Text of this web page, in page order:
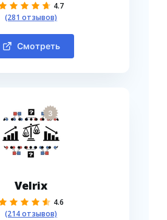
4.7
(281 отзывов)
Смотреть
3
Velrix
4.6
(214 отзывов)